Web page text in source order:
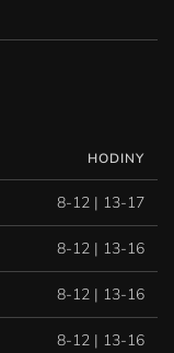
HODINY
8-12 | 13-17
8-12 | 13-16
8-12 | 13-16
8-12 | 13-16